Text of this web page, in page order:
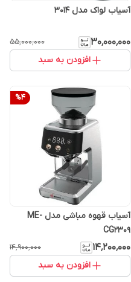
آسیاب لواک مدل 3014
۳۰٬۰۰۰٬۰۰۰ ۵۵٬۰۰۰٬۰۰۰
افزودن به سبد
%4
آسیاب قهوه مباشی مدل ME-
CG2309
۱۴٬۲۰۰٬۰۰۰ ۱۴٬۹۰۰٬۰۰۰
افزودن به سبد